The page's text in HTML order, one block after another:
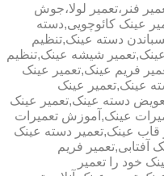
فنر،تعمیر لولا،جوش
عینک کائوچویی,دسته
دسته عینک,تنظیم
شیشه عینک,تنظیم
فریم عینک,تعمیر عینک
عینک,تعمیر عینک
دسته عینک,تعمیر عینک
عینک,آموزش تعمیرات
قاب عینک,تعمیر دسته عینک
فریم
خود را تعمیر